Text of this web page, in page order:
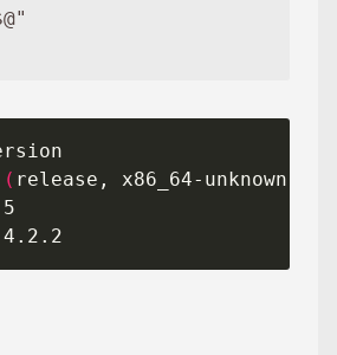
( release, x86_64-unknown-